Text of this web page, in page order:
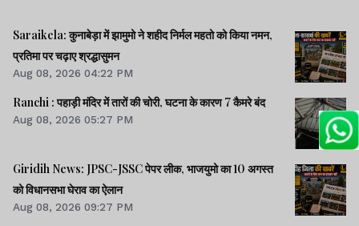
Saraikela: कुनाबेड़ा में झामुमो ने शहीद निर्मल महतो को किया नमन,
प्रतिमा पर चढ़ाए श्रद्धासुमन
Aug 08, 2026 04:22 PM
Ranchi : पहाड़ी मंदिर में तारों की चोरी, घटना के कारण 7 कैमरे बंद
Aug 08, 2026 05:27 PM
Giridih News: JPSC-JSSC पेपर लीक, भाजयुमो का 10 अगस्त
को विधानसभा घेराव का ऐलान
Aug 08, 2026 09:27 PM